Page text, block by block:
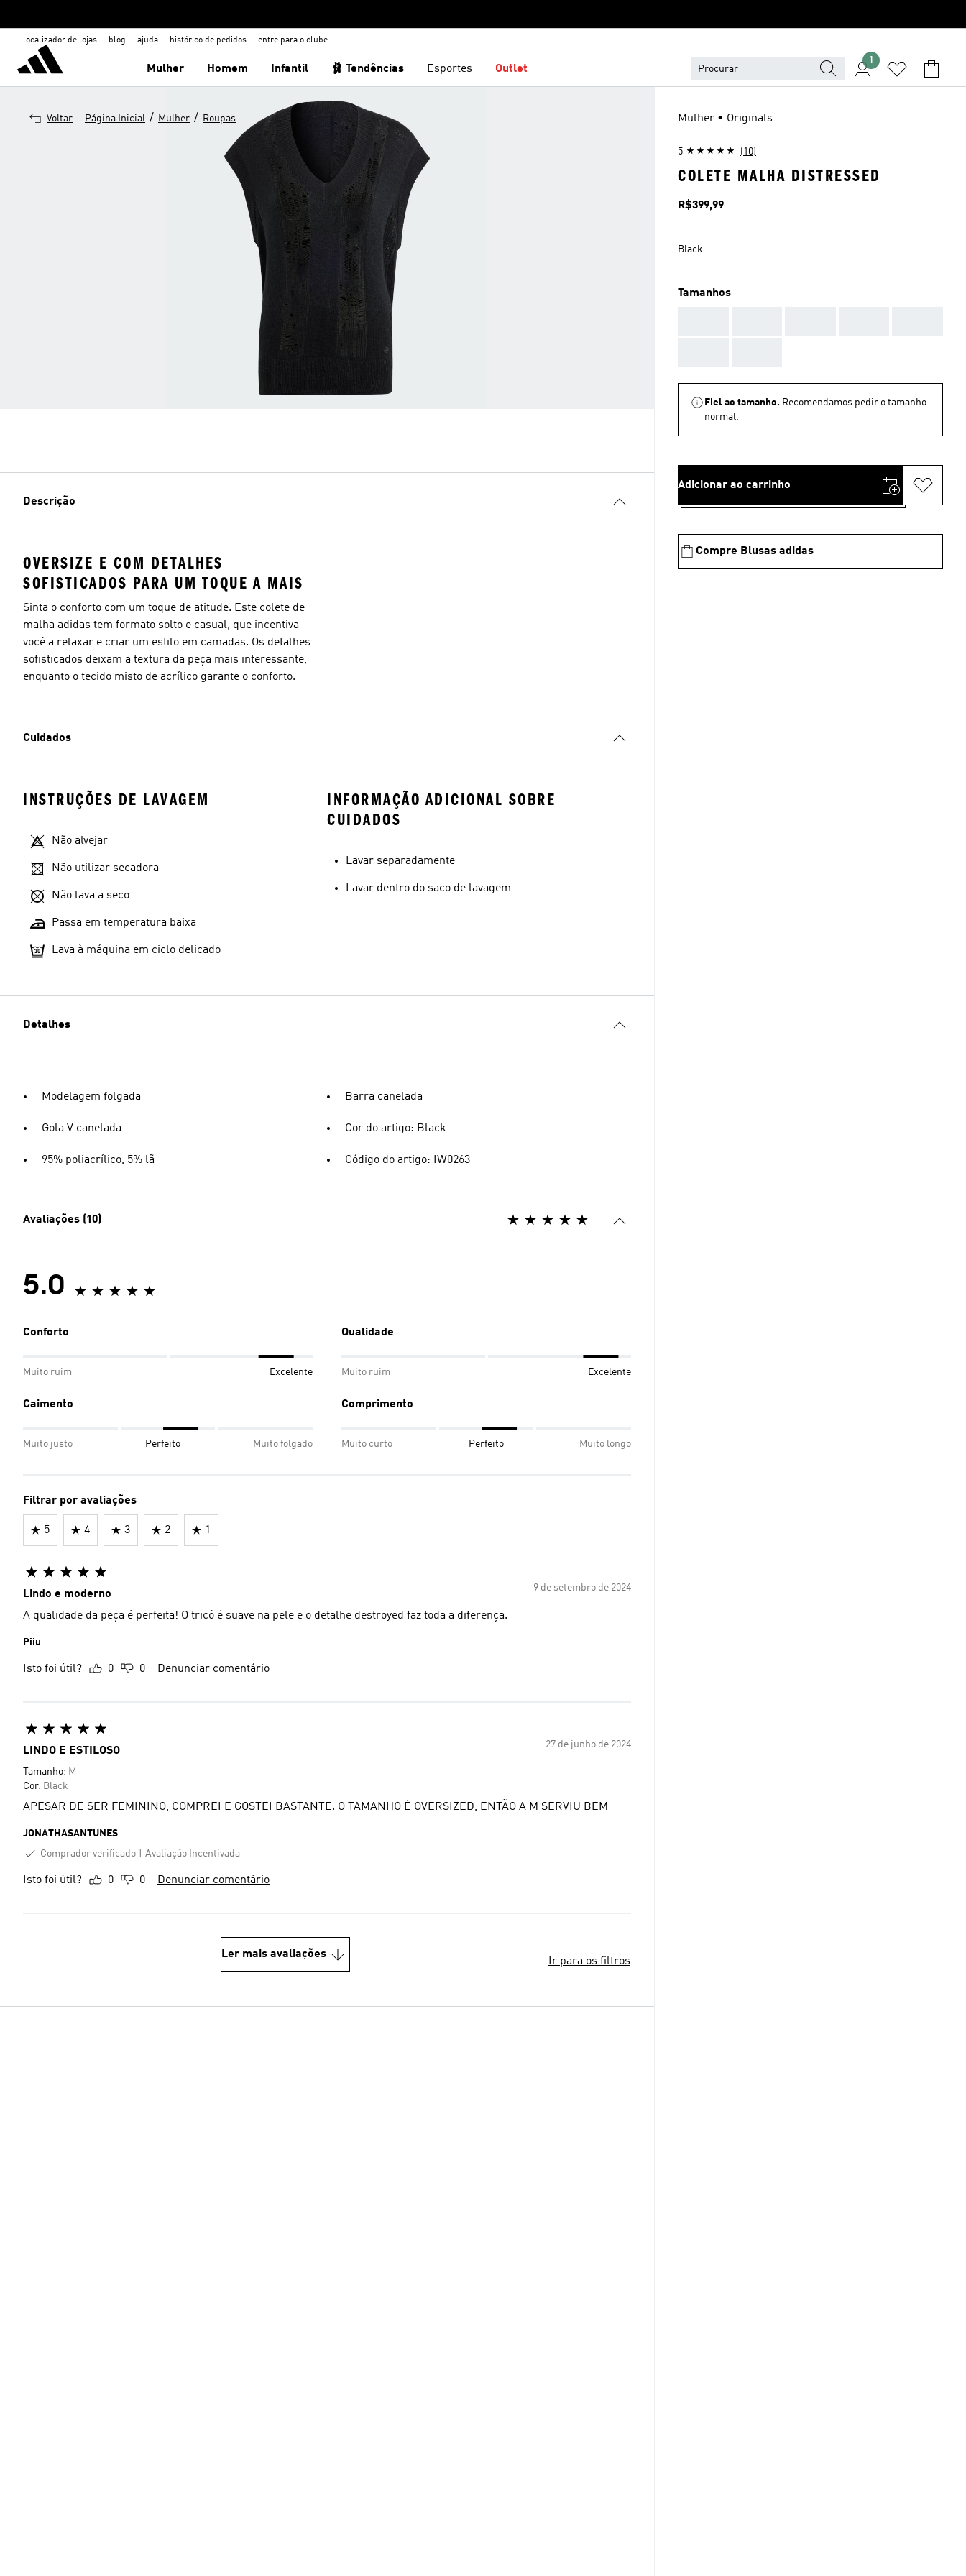
localizador de lojas blog ajuda histórico de pedidos entre para o clube
Mulher Homem Infantil 🩰 Tendências Esportes Outlet
1
Voltar Página Inicial / Mulher / Roupas
Descrição
OVERSIZE E COM DETALHES
SOFISTICADOS PARA UM TOQUE A MAIS
Sinta o conforto com um toque de atitude. Este colete de
malha adidas tem formato solto e casual, que incentiva
você a relaxar e criar um estilo em camadas. Os detalhes
sofisticados deixam a textura da peça mais interessante,
enquanto o tecido misto de acrílico garante o conforto.
Cuidados
INSTRUÇÕES DE LAVAGEM
Não alvejar
Não utilizar secadora
Não lava a seco
Passa em temperatura baixa
Lava à máquina em ciclo delicado
INFORMAÇÃO ADICIONAL SOBRE
CUIDADOS
Lavar separadamente
Lavar dentro do saco de lavagem
Detalhes
Modelagem folgada
Gola V canelada
95% poliacrílico, 5% lã
Barra canelada
Cor do artigo: Black
Código do artigo: IW0263
Avaliações (10)
5.0
Conforto
Muito ruim Excelente
Qualidade
Muito ruim Excelente
Caimento
Muito justo Perfeito Muito folgado
Comprimento
Muito curto Perfeito Muito longo
Filtrar por avaliações
5 4 3 2 1
9 de setembro de 2024
Lindo e moderno
A qualidade da peça é perfeita! O tricô é suave na pele e o detalhe destroyed faz toda a diferença.
Piiu
Isto foi útil? 0 0 Denunciar comentário
27 de junho de 2024
LINDO E ESTILOSO
Tamanho: M
Cor: Black
APESAR DE SER FEMININO, COMPREI E GOSTEI BASTANTE. O TAMANHO É OVERSIZED, ENTÃO A M SERVIU BEM
JONATHASANTUNES
Comprador verificado
Avaliação Incentivada
Isto foi útil? 0 0 Denunciar comentário
Ler mais avaliações
Ir para os filtros
Mulher • Originals
5 (10)
COLETE MALHA DISTRESSED
Preço
R$399,99
Black
Tamanhos
Fiel ao tamanho. Recomendamos pedir o tamanho
normal.
Adicionar ao carrinho
Compre Blusas adidas